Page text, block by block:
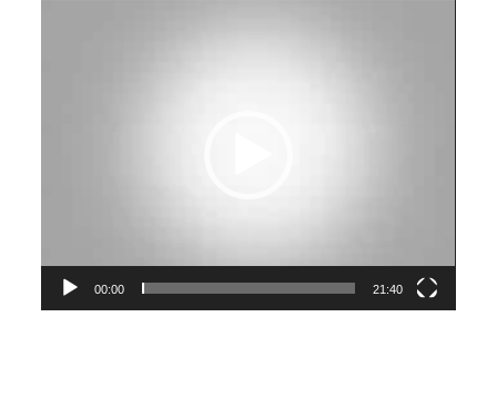
00:00 21:40